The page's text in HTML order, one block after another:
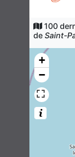
100
de Saint-
+
−